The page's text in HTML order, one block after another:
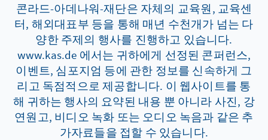
콘라드-아데나워-재단은 자체의 교육원, 교육센
터, 해외대표부 등을 통해 매년 수천개가 넘는 다
양한 주제의 행사를 진행하고 있습니다.
www.kas.de 에서는 귀하에게 선정된 콘퍼런스,
이벤트, 심포지엄 등에 관한 정보를 신속하게 그
리고 독점적으로 제공합니다. 이 웹사이트를 통
해 귀하는 행사의 요약된 내용 뿐 아니라 사진, 강
연원고, 비디오 녹화 또는 오디오 녹음과 같은 추
가자료들을 접할 수 있습니다.